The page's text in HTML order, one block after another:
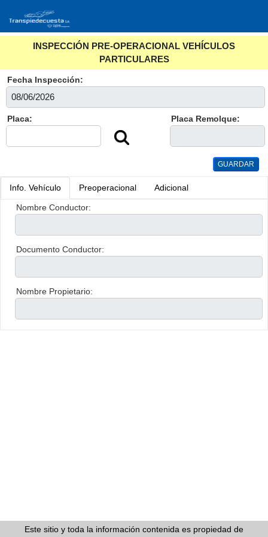
INSPECCIÓN PRE-OPERACIONAL VEHÍCULOS
PARTICULARES
Fecha Inspección:
Placa: Placa Remolque:
Info. Vehículo Preoperacional Adicional
Nombre Conductor:
Documento Conductor:
Nombre Propietario:
Este sitio y toda la información contenida es propiedad de